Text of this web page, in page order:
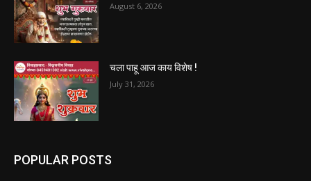
August 6, 2026
चला पाहू आज काय विशेष !
July 31, 2026
POPULAR POSTS